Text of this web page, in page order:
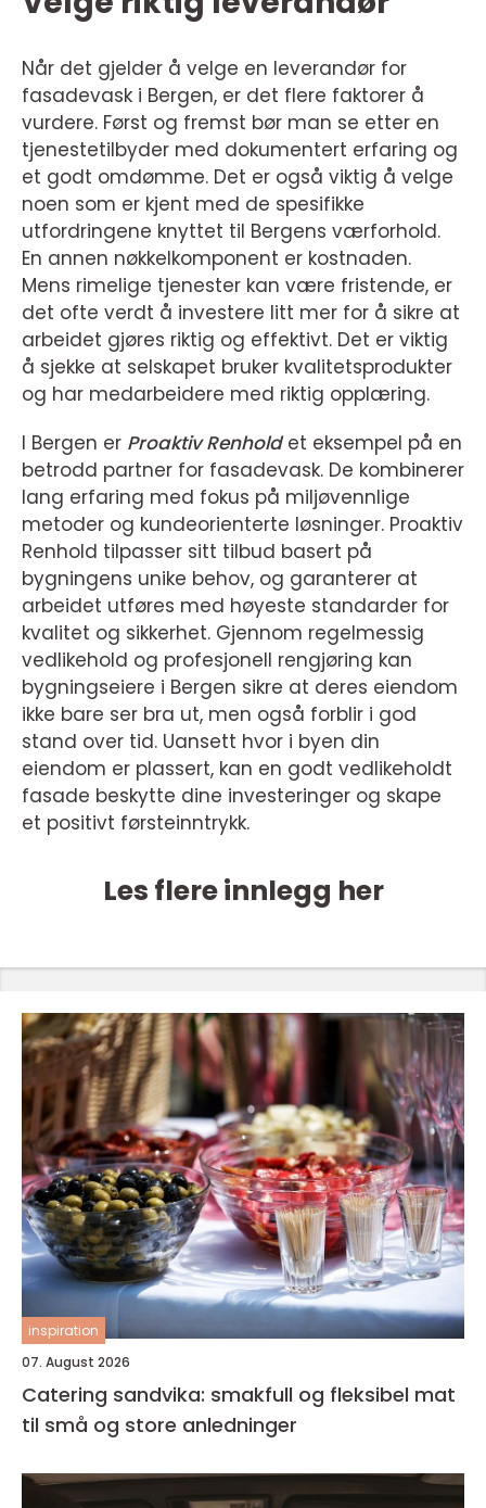
Når det gjelder å velge en leverandør for
fasadevask i Bergen, er det flere faktorer å
vurdere. Først og fremst bør man se etter en
tjenestetilbyder med dokumentert erfaring og
et godt omdømme. Det er også viktig å velge
noen som er kjent med de spesifikke
utfordringene knyttet til Bergens værforhold.
En annen nøkkelkomponent er kostnaden.
Mens rimelige tjenester kan være fristende, er
det ofte verdt å investere litt mer for å sikre at
arbeidet gjøres riktig og effektivt. Det er viktig
å sjekke at selskapet bruker kvalitetsprodukter
og har medarbeidere med riktig opplæring.
I Bergen er Proaktiv Renhold et eksempel på en
betrodd partner for fasadevask. De kombinerer
lang erfaring med fokus på miljøvennlige
metoder og kundeorienterte løsninger. Proaktiv
Renhold tilpasser sitt tilbud basert på
bygningens unike behov, og garanterer at
arbeidet utføres med høyeste standarder for
kvalitet og sikkerhet. Gjennom regelmessig
vedlikehold og profesjonell rengjøring kan
bygningseiere i Bergen sikre at deres eiendom
ikke bare ser bra ut, men også forblir i god
stand over tid. Uansett hvor i byen din
eiendom er plassert, kan en godt vedlikeholdt
fasade beskytte dine investeringer og skape
et positivt førsteinntrykk.
Les flere innlegg her
inspiration
07. August 2026
Catering sandvika: smakfull og fleksibel mat
til små og store anledninger